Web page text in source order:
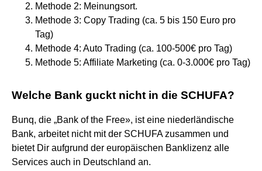
Methode 2: Meinungsort.
Methode 3: Copy Trading (ca. 5 bis 150 Euro pro
Tag)
Methode 4: Auto Trading (ca. 100-500€ pro Tag)
Methode 5: Affiliate Marketing (ca. 0-3.000€ pro Tag)
Welche Bank guckt nicht in die SCHUFA?
Bunq, die „Bank of the Free», ist eine niederländische
Bank, arbeitet nicht mit der SCHUFA zusammen und
bietet Dir aufgrund der europäischen Banklizenz alle
Services auch in Deutschland an.